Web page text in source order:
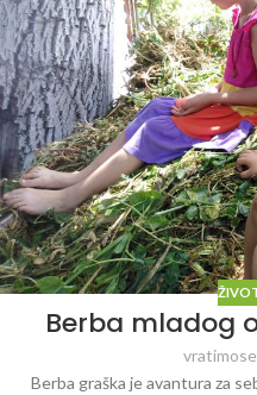
Berba mladog
Berba graška je avantura za